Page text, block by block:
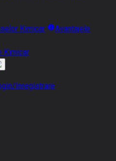
Kimicar
Avantajele
Inregistrare